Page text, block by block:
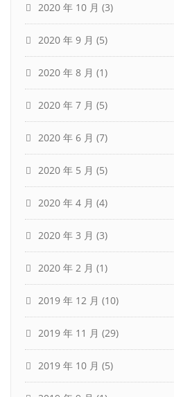
2020 年 10 月 (3)
2020 年 9 月 (5)
2020 年 8 月 (1)
2020 年 7 月 (5)
2020 年 6 月 (7)
2020 年 5 月 (5)
2020 年 4 月 (4)
2020 年 3 月 (3)
2020 年 2 月 (1)
2019 年 12 月 (10)
2019 年 11 月 (29)
2019 年 10 月 (5)